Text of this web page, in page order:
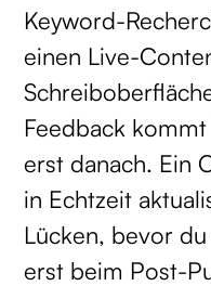
Keyword-
einen Live-
Feedback
erst danach. Ein
in Echtzeit
Lücken, bevor
erst beim Post-